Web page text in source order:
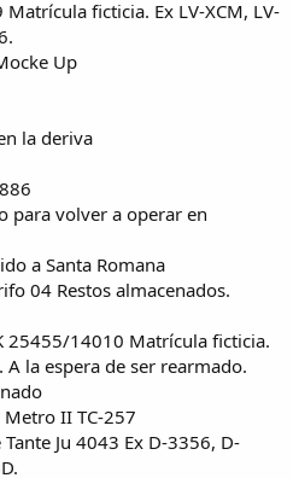
Matrícula ficticia. Ex LV-XCM, LV-
Up
la deriva
para volver a operar en
a Santa Romana
04 Restos almacenados.
25455/14010 Matrícula ficticia.
A la espera de ser rearmado.
Metro II TC-257
Ju 4043 Ex D-3356, D-